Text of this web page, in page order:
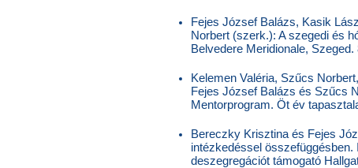
Fejes József Balázs, Kasik
Norbert (szerk.): A szegedi és
Belvedere Meridionale,
Kelemen Valéria, Szűcs
Fejes József Balázs és Szűcs
Mentorprogram. Öt év
Bereczky Krisztina és Fejes
intézkedéssel
deszegregációt támogató